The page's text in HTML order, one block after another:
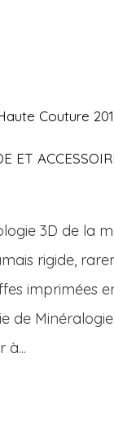
Couture
ET
3D de la
rigide,
imprimées
de
à...